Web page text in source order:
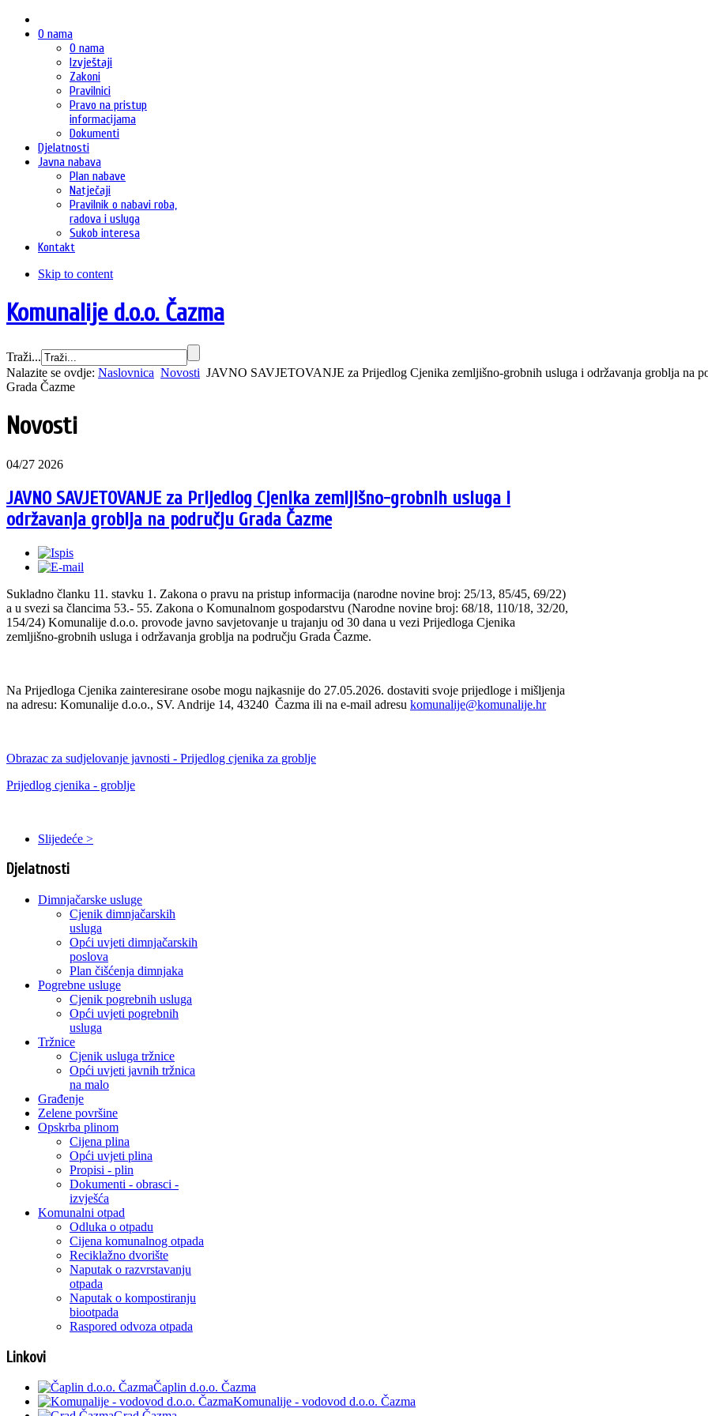
O nama
O nama
Izvještaji
Zakoni
Pravilnici
Pravo na pristup
informacijama
Dokumenti
Djelatnosti
Javna nabava
Plan nabave
Natječaji
Pravilnik o nabavi roba,
radova i usluga
Sukob interesa
Kontakt
Skip to content
Komunalije d.o.o. Čazma
Traži...
Nalazite se ovdje: Naslovnica Novosti JAVNO SAVJETOVANJE za Prijedlog Cjenika zemljišno-grobnih usluga i održavanja groblja na
Grada Čazme
Novosti
04/27 2026
JAVNO SAVJETOVANJE za Prijedlog Cjenika zemljišno-grobnih usluga i
održavanja groblja na području Grada Čazme
Sukladno članku 11. stavku 1. Zakona o pravu na pristup informacija (narodne novine broj: 25/13, 85/45, 69/22)
a u svezi sa člancima 53.- 55. Zakona o Komunalnom gospodarstvu (Narodne novine broj: 68/18, 110/18, 32/20,
154/24) Komunalije d.o.o. provode javno savjetovanje u trajanju od 30 dana u vezi Prijedloga Cjenika
zemljišno-grobnih usluga i održavanja groblja na području Grada Čazme.
Na Prijedloga Cjenika zainteresirane osobe mogu najkasnije do 27.05.2026. dostaviti svoje prijedloge i mišljenja
na adresu: Komunalije d.o.o., SV. Andrije 14, 43240 Čazma ili na e-mail adresu komunalije@komunalije.hr
Obrazac za sudjelovanje javnosti - Prijedlog cjenika za groblje
Prijedlog cjenika - groblje
Slijedeće >
Djelatnosti
Dimnjačarske usluge
Cjenik dimnjačarskih
usluga
Opći uvjeti dimnjačarskih
poslova
Plan čišćenja dimnjaka
Pogrebne usluge
Cjenik pogrebnih usluga
Opći uvjeti pogrebnih
usluga
Tržnice
Cjenik usluga tržnice
Opći uvjeti javnih tržnica
na malo
Građenje
Zelene površine
Opskrba plinom
Cijena plina
Opći uvjeti plina
Propisi - plin
Dokumenti - obrasci -
izvješća
Komunalni otpad
Odluka o otpadu
Cijena komunalnog otpada
Reciklažno dvorište
Naputak o razvrstavanju
otpada
Naputak o kompostiranju
biootpada
Raspored odvoza otpada
Linkovi
Čaplin d.o.o. Čazma
Komunalije - vodovod d.o.o. Čazma